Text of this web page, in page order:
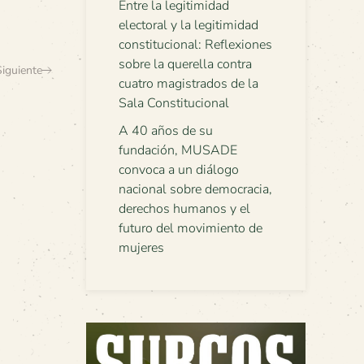
Entre la legitimidad
electoral y la legitimidad
constitucional: Reflexiones
sobre la querella contra
cuatro magistrados de la
Sala Constitucional
A 40 años de su
fundación, MUSADE
convoca a un diálogo
nacional sobre democracia,
derechos humanos y el
futuro del movimiento de
mujeres